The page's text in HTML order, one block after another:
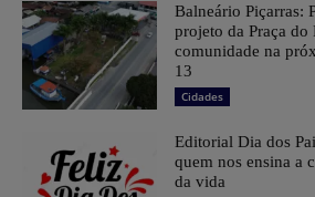
Balneário Piçarras:
projeto da Praça do
comunidade na
13
Cidades
Editorial Dia dos
quem nos ensina a
da vida